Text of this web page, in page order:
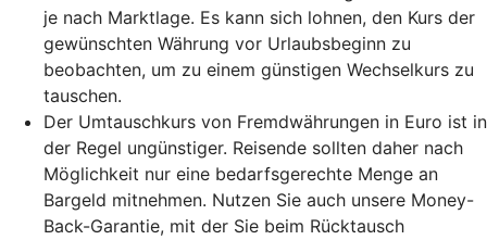
je nach Marktlage. Es kann sich lohnen, den Kurs der
gewünschten Währung vor Urlaubsbeginn zu
beobachten, um zu einem günstigen Wechselkurs zu
tauschen.
Der Umtauschkurs von Fremdwährungen in Euro ist in
der Regel ungünstiger. Reisende sollten daher nach
Möglichkeit nur eine bedarfsgerechte Menge an
Bargeld mitnehmen. Nutzen Sie auch unsere Money-
Back-Garantie, mit der Sie beim Rücktausch